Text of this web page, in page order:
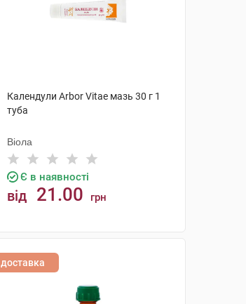
Календули Arbor Vitae мазь 30 г 1
туба
Віола
Є в наявності
від 21.00 грн
доставка